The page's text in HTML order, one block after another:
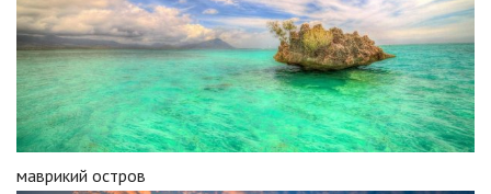
маврикий остров